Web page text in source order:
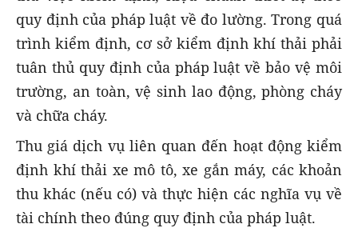
quy định của pháp luật về đo lường. Trong quá
trình kiểm định, cơ sở kiểm định khí thải phải
tuân thủ quy định của pháp luật về bảo vệ môi
trường, an toàn, vệ sinh lao động, phòng cháy
và chữa cháy.
Thu giá dịch vụ liên quan đến hoạt động kiểm
định khí thải xe mô tô, xe gắn máy, các khoản
thu khác (nếu có) và thực hiện các nghĩa vụ về
tài chính theo đúng quy định của pháp luật.